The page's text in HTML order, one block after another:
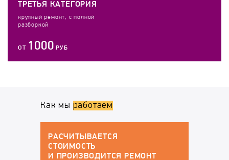
ТРЕТЬЯ КАТЕГОРИЯ
крупный ремонт, с полной
разборкой
ОТ 1000 РУБ
Как мы работаем
ГАРАНТИЙНОЕ ОБСЛУЖИВАНИЕ
По окончанию работ у вас будут все
докменты: